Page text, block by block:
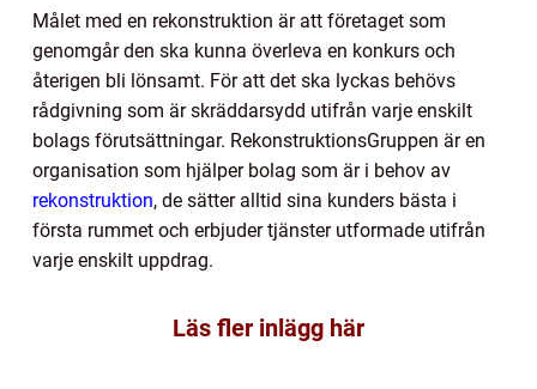
Målet med en rekonstruktion är att företaget som
genomgår den ska kunna överleva en konkurs och
återigen bli lönsamt. För att det ska lyckas behövs
rådgivning som är skräddarsydd utifrån varje enskilt
bolags förutsättningar. RekonstruktionsGruppen är en
organisation som hjälper bolag som är i behov av
rekonstruktion, de sätter alltid sina kunders bästa i
första rummet och erbjuder tjänster utformade utifrån
varje enskilt uppdrag.
Läs fler inlägg här